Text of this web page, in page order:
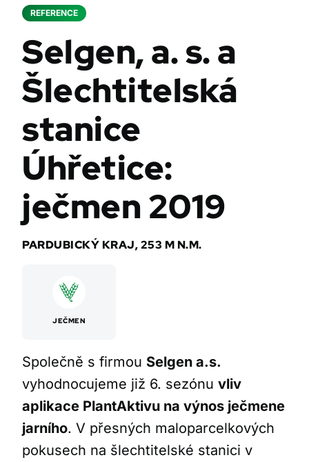
REFERENCE
Selgen, a. s. a
Šlechtitelská
stanice
Úhřetice:
ječmen 2019
PARDUBICKÝ KRAJ, 253 M N.M.
JEČMEN
Společně s firmou Selgen a.s.
vyhodnocujeme již 6. sezónu vliv
aplikace PlantAktivu na výnos ječmene
jarního. V přesných maloparcelkových
pokusech na šlechtitelské stanici v